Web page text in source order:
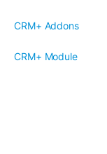
CRM+ Addons
CRM+ Module